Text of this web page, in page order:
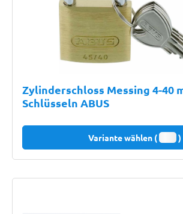
Zylinderschloss Messing 4-40
Schlüsseln ABUS
Variante wählen ( )